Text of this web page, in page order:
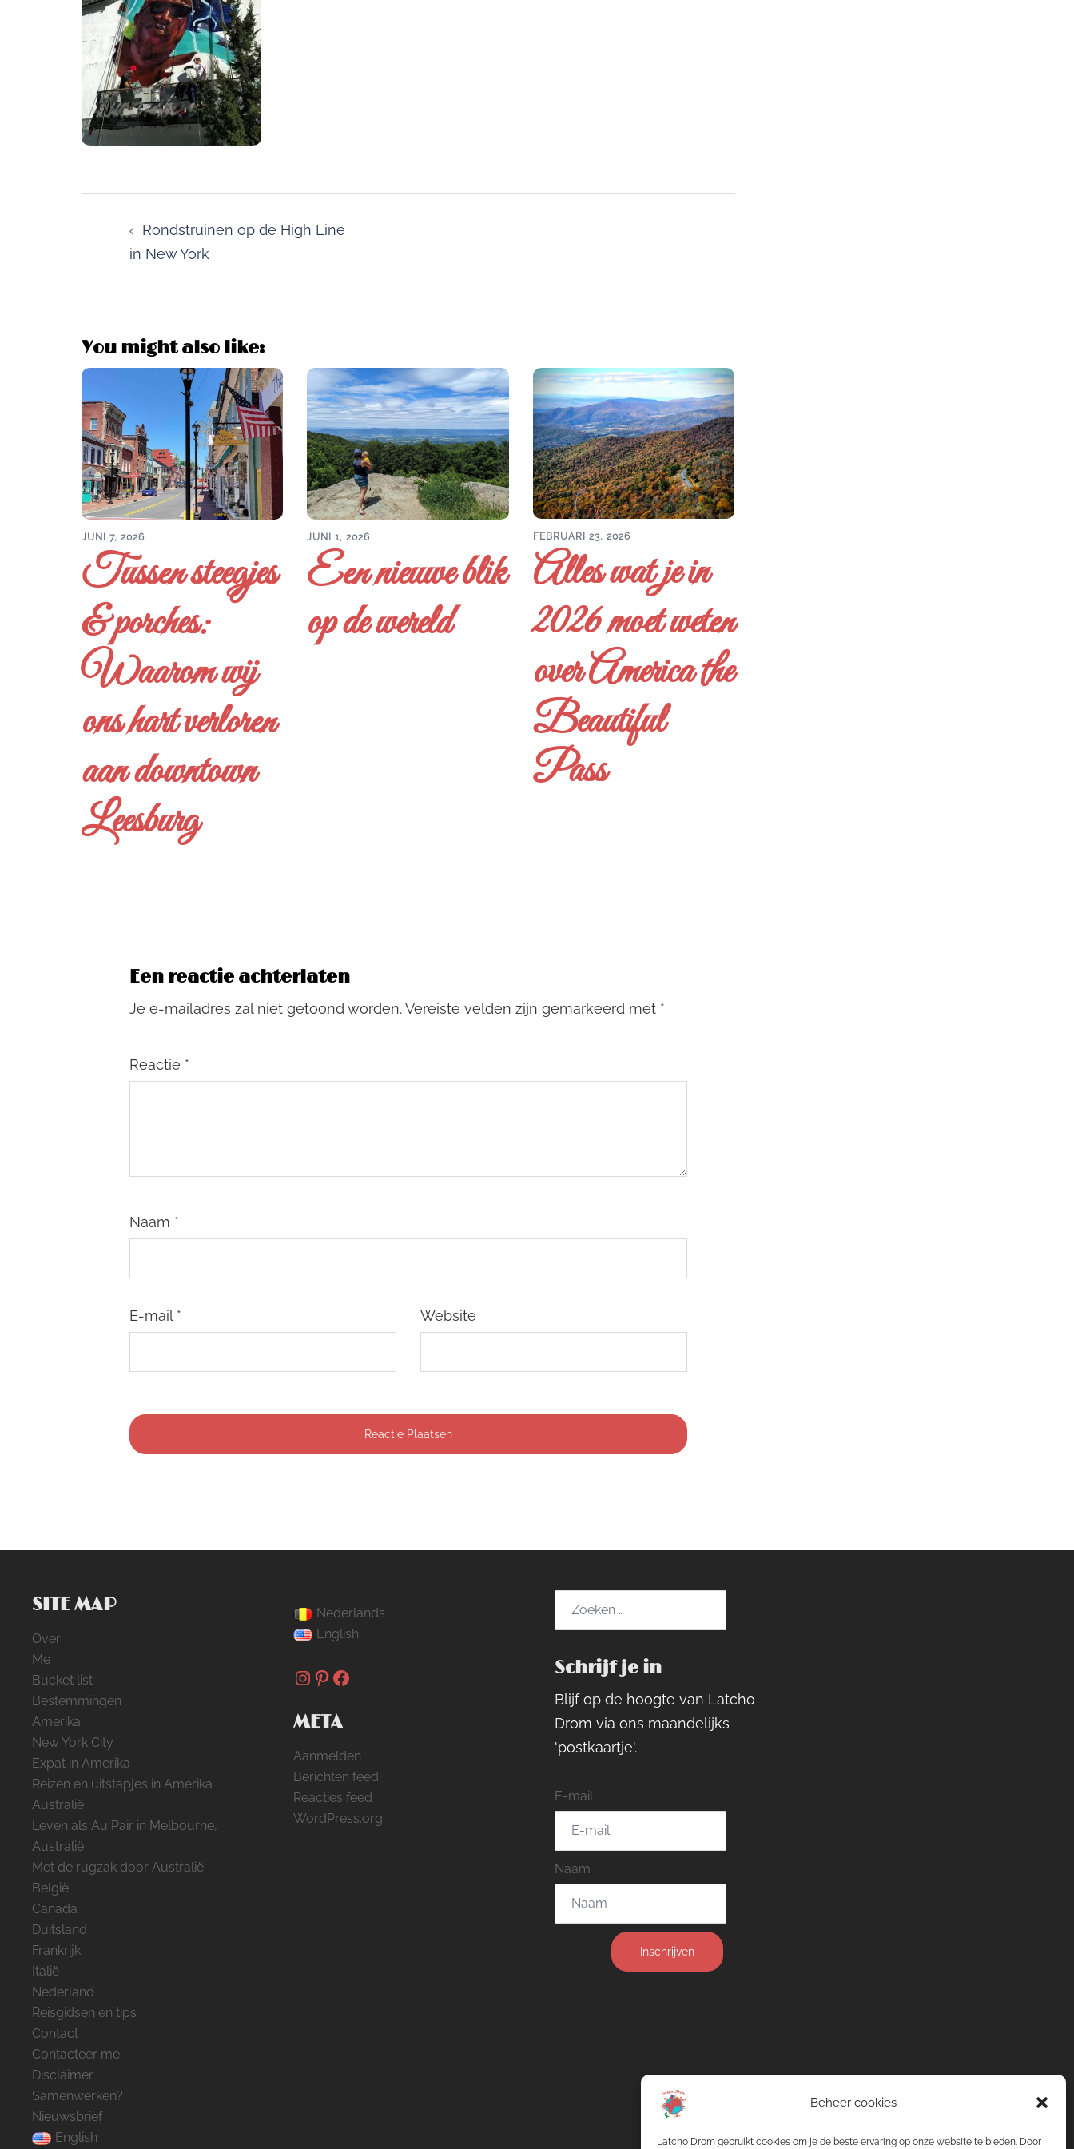
Beheer cookies
Latcho Drom gebruikt cookies om je de beste ervaring op onze website te bieden. Door
navigationRondstruinen op de High Line
in New York
You might also like:
JUNI 7, 2026
Tussen steegjes
& porches:
Waarom wij
ons hart verloren
aan downtown
Leesburg
JUNI 1, 2026
Een nieuwe blik
op de wereld
FEBRUARI 23, 2026
Alles wat je in
2026 moet weten
over America the
Beautiful
Pass
Een reactie achterlaten
Je e-mailadres zal niet getoond worden.Vereiste velden zijn gemarkeerd met *
Reactie *
Naam *
E-mail * Website
SITE MAP
Over
Me
Bucket list
Bestemmingen
Amerika
New York City
Expat in Amerika
Reizen en uitstapjes in Amerika
Australië
Leven als Au Pair in Melbourne,
Australië
Met de rugzak door Australië
België
Canada
Duitsland
Frankrijk
Italië
Nederland
Reisgidsen en tips
Contact
Contacteer me
Disclaimer
Samenwerken?
Nieuwsbrief
English
Nederlands
English
Instagram
Pinterest
Facebook
META
Aanmelden
Berichten feed
Reacties feed
WordPress.org
Schrijf je in
Blijf op de hoogte van Latcho
Drom via ons maandelijks
'postkaartje'.
E-mail
Naam
Inschrijven